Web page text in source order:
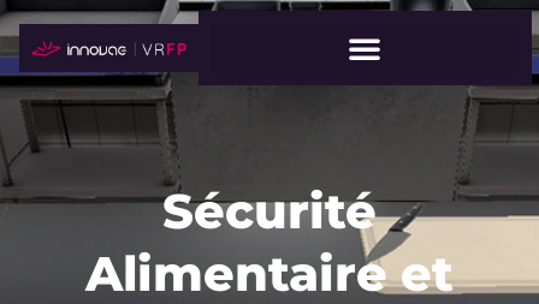
Sécurité
Alimentaire et